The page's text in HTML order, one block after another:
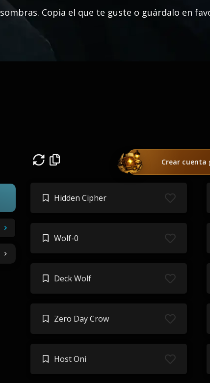
sombras. Copia el que te guste o guárdalo en
Crear cuenta
Hidden Cipher
Wolf-0
Deck Wolf
Zero Day Crow
Host Oni